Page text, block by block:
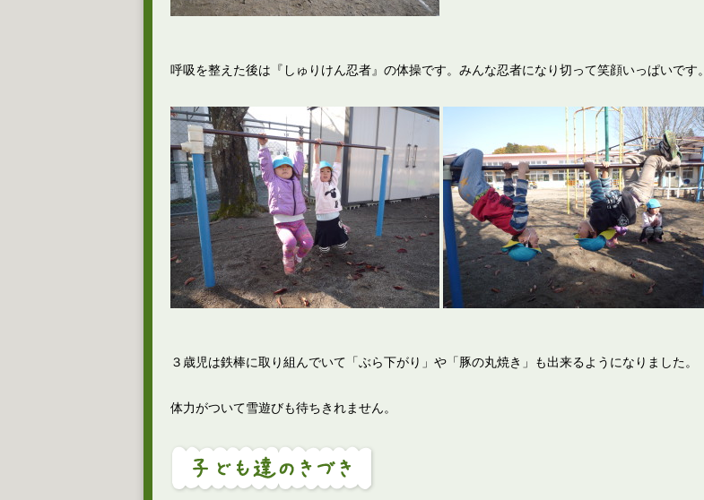
呼吸を整えた後は『しゅりけん忍者』の体操です。みんな忍者になり切って笑顔いっぱいです。
３歳児は鉄棒に取り組んでいて「ぶら下がり」や「豚の丸焼き」も出来るようになりました。
体力がついて雪遊びも待ちきれません。